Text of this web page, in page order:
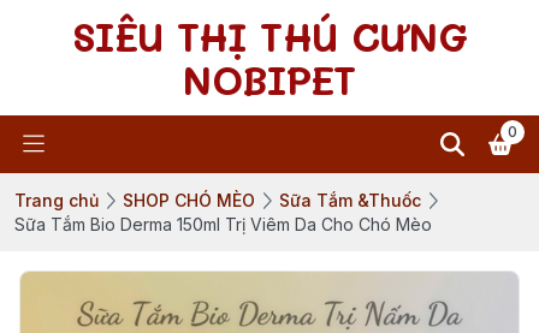
SIÊU THỊ THÚ CƯNG
NOBIPET
0
Trang chủ SHOP CHÓ MÈO
Sữa Tắm &Thuốc
Sữa Tắm Bio Derma 150ml Trị Viêm Da Cho Chó Mèo